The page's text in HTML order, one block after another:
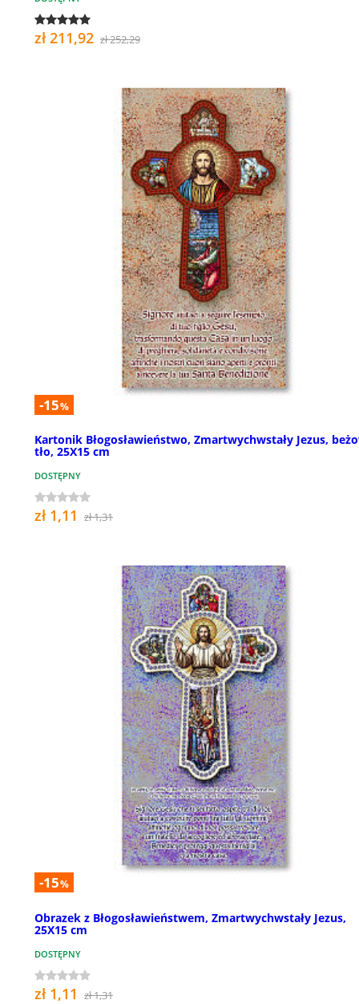
zł 211,92 zł 252,29
-15%
Kartonik Błogosławieństwo, Zmartwychwstały Jezus,
tło, 25X15 cm
DOSTĘPNY
zł 1,11 zł 1,31
-15%
Obrazek z Błogosławieństwem, Zmartwychwstały Jezus,
25X15 cm
DOSTĘPNY
zł 1,11 zł 1,31